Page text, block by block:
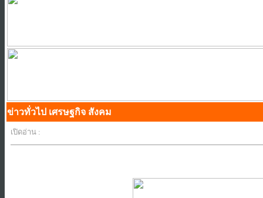
ข่าวทั่วไป เศรษฐกิจ สังคม
เปิดอ่าน :